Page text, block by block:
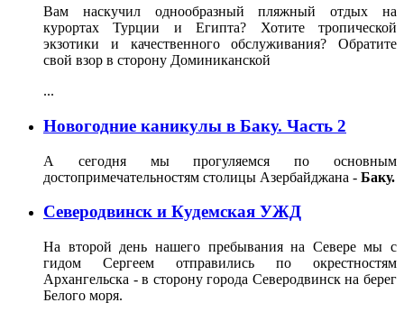
Вам наскучил однообразный пляжный отдых на
курортах Турции и Египта? Хотите тропической
экзотики и качественного обслуживания? Обратите
свой взор в сторону Доминиканской
...
Новогодние каникулы в Баку. Часть 2
А сегодня мы прогуляемся по основным
достопримечательностям столицы Азербайджана - Баку.
Северодвинск и Кудемская УЖД
На второй день нашего пребывания на Севере мы с
гидом Сергеем отправились по окрестностям
Архангельска - в сторону города Северодвинск на берег
Белого моря.